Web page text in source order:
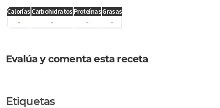
Calorías Carbohidratos ProteínasGrasas
- - - -
Evalúa y comenta esta receta
Etiquetas